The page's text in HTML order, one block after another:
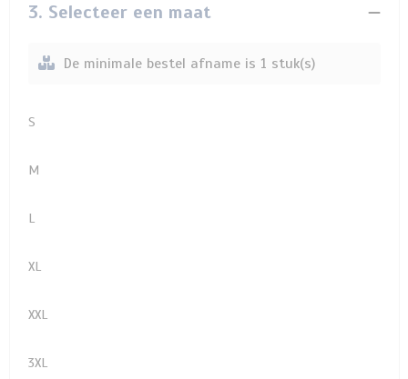
3. Selecteer een maat
De minimale bestel afname is 1 stuk(s)
S
M
L
XL
XXL
3XL